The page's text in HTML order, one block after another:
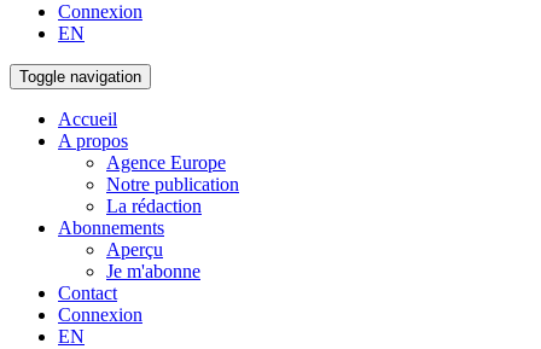
Connexion
EN
Toggle navigation
Accueil
A propos
Agence Europe
Notre publication
La rédaction
Abonnements
Aperçu
Je m'abonne
Contact
Connexion
EN